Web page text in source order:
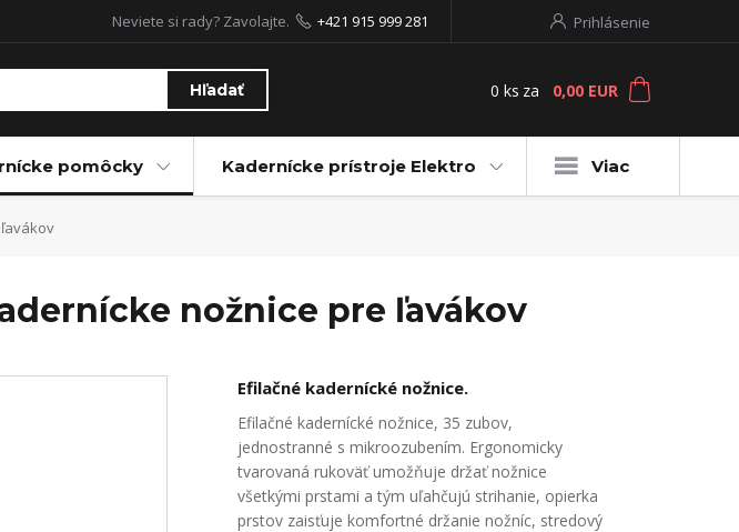
Prihlásenie
Hľadať
Neviete si rady? Zavolajte. +421 915 999 281
0 ks za 0,00 EUR
pomôcky Kadernícke prístroje Elektro Viac
nožnice pre ľavákov
Efilačné kadernícké nožnice.
Efilačné kadernícké nožnice, 35 zubov,
jednostranné s mikroozubením. Ergonomicky
tvarovaná rukoväť umožňuje držať nožnice
všetkými prstami a tým uľahčujú strihanie, opierka
prstov zaisťuje komfortné držanie nožníc, stredový